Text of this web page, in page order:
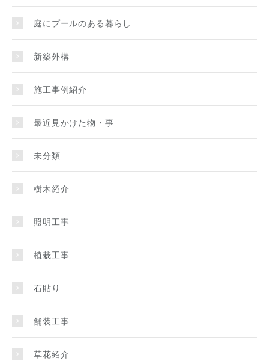
庭にプールのある暮らし
新築外構
施工事例紹介
最近見かけた物・事
未分類
樹木紹介
照明工事
植栽工事
石貼り
舗装工事
草花紹介